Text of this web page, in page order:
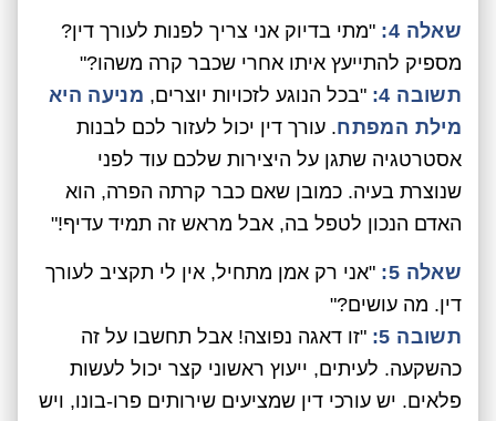
שאלה 4:
"מתי בדיוק אני צריך לפנות לעורך דין?
מספיק להתייעץ איתו אחרי שכבר קרה משהו?"
תשובה 4:
"בכל הנוגע לזכויות יוצרים, מניעה היא
מילת המפתח. עורך דין יכול לעזור לכם לבנות
אסטרטגיה שתגן על היצירות שלכם עוד לפני
שנוצרת בעיה. כמובן שאם כבר קרתה הפרה, הוא
האדם הנכון לטפל בה, אבל מראש זה תמיד עדיף!"
שאלה 5:
"אני רק אמן מתחיל, אין לי תקציב לעורך
דין. מה עושים?"
תשובה 5:
"זו דאגה נפוצה! אבל תחשבו על זה
כהשקעה. לעיתים, ייעוץ ראשוני קצר יכול לעשות
פלאים. יש עורכי דין שמציעים שירותים פרו-בונו, ויש